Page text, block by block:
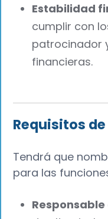
Estabilidad
cumplir con
patrocinador
financieras.
Requisitos
Tendrá que
para las